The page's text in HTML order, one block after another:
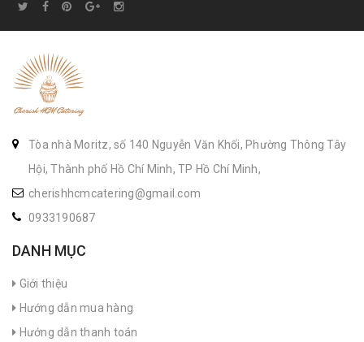
Tòa nhà Moritz, số 140 Nguyễn Văn Khối, Phường Thông Tây
Hội, Thành phố Hồ Chí Minh, TP Hồ Chí Minh,
cherishhcmcatering@gmail.com
0933190687
DANH MỤC
Giới thiệu
Hướng dẫn mua hàng
Hướng dẫn thanh toán